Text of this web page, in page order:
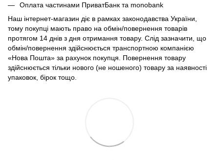
Оплата частинами ПриватБанк та monobank
Наш інтернет-магазин діє в рамках законодавства України,
тому покупці мають право на обмін/повернення товарів
протягом 14 днів з дня отримання товару. Слід зазначити, що
обмін/повернення здійснюється транспортною компанією
«Нова Пошта» за рахунок покупця. Повернення товару
здійснюється тільки нового (не ношеного) товару за наявності
упаковок, бірок тощо.